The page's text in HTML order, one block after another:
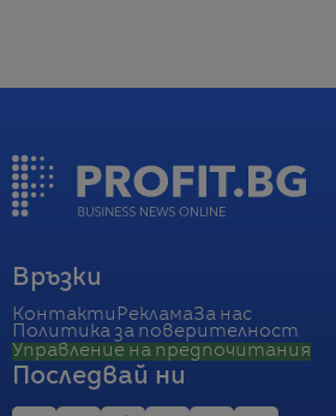
Връзки
Контакти РекламаЗа нас
Политика за поверителност
Управление на предпочитания
Последвай ни